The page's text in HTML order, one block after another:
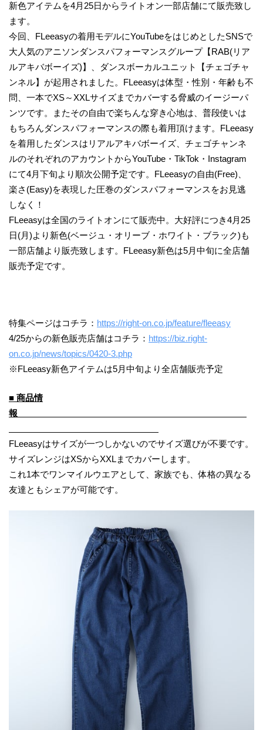
新色アイテムを4月25日からライトオン一部店舗にて販売致し
ます。
今回、FLeeasyの着用モデルにYouTubeをはじめとしたSNSで
大人気のアニソンダンスパフォーマンスグループ【RAB(リア
ルアキバボーイズ)】、ダンスボーカルユニット【チェゴチャ
ンネル】が起用されました。FLeeasyは体型・性別・年齢も不
問、一本でXS～XXLサイズまでカバーする脅威のイージーパ
ンツです。またその自由で楽ちんな穿き心地は、普段使いは
もちろんダンスパフォーマンスの際も着用頂けます。FLeeasy
を着用したダンスはリアルアキバボーイズ、チェゴチャンネ
ルのそれぞれのアカウントからYouTube・TikTok・Instagram
にて4月下旬より順次公開予定です。FLeeasyの自由(Free)、
楽さ(Easy)を表現した圧巻のダンスパフォーマンスをお見逃
しなく！
FLeeasyは全国のライトオンにて販売中。大好評につき4月25
日(月)より新色(ベージュ・オリーブ・ホワイト・ブラック)も
一部店舗より販売致します。FLeeasy新色は5月中旬に全店舗
販売予定です。
特集ページはコチラ： https://right-on.co.jp/feature/fleeasy
4/25からの新色販売店舗はコチラ： https://biz.right-
on.co.jp/news/topics/0420-3.php
※FLeeasy新色アイテムは5月中旬より全店舗販売予定
■ 商品情
報
FLeeasyはサイズが一つしかないのでサイズ選びが不要です。
サイズレンジはXSからXXLまでカバーします。
これ1本でワンマイルウエアとして、家族でも、体格の異なる
友達ともシェアが可能です。